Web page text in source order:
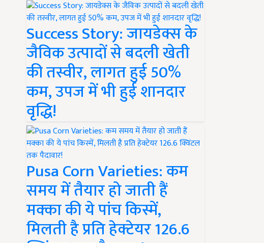
Success Story: जायडेक्स के
जैविक उत्पादों से बदली खेती
की तस्वीर, लागत हुई 50%
कम, उपज में भी हुई शानदार
वृद्धि!
Pusa Corn Varieties: कम
समय में तैयार हो जाती हैं
मक्का की ये पांच किस्में,
मिलती है प्रति हेक्टेयर 126.6